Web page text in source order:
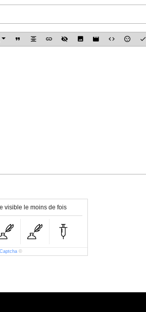
visible le moins de fois
©